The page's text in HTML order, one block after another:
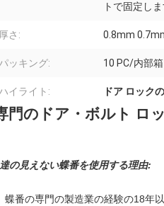
トで固定し
厚さ: 0.8mm
ッキング: 10 PC/内部
イライト: ドア ロック
門のドア・ボルト ロ
の見えない蝶番を使用する理由:
蝶番の専門の製造業の経験の18年